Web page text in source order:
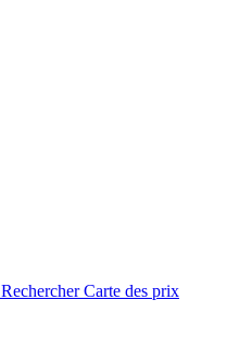
Rechercher Carte des prix